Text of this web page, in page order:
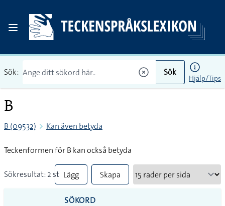
Sök: Sök
Hjälp/Tips
B
B (09532) Kan även betyda
Teckenformen för B kan också betyda
Sökresultat: 2 st Lägg
till
Skapa
SÖKORD